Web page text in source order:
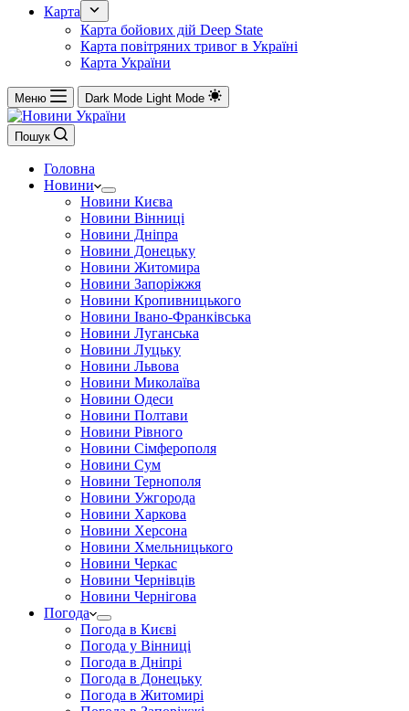
Карта
Карта бойових дій Deep State
Карта повітряних тривог в Україні
Карта України
Меню Dark Mode Light Mode
Пошук
Головна
Новини
Новини Києва
Новини Вінниці
Новини Дніпра
Новини Донецьку
Новини Житомира
Новини Запоріжжя
Новини Кропивницького
Новини Івано-Франківська
Новини Луганська
Новини Луцьку
Новини Львова
Новини Миколаїва
Новини Одеси
Новини Полтави
Новини Рівного
Новини Сімферополя
Новини Сум
Новини Тернополя
Новини Ужгорода
Новини Харкова
Новини Херсона
Новини Хмельницького
Новини Черкас
Новини Чернівців
Новини Чернігова
Погода
Погода в Києві
Погода у Вінниці
Погода в Дніпрі
Погода в Донецьку
Погода в Житомирі